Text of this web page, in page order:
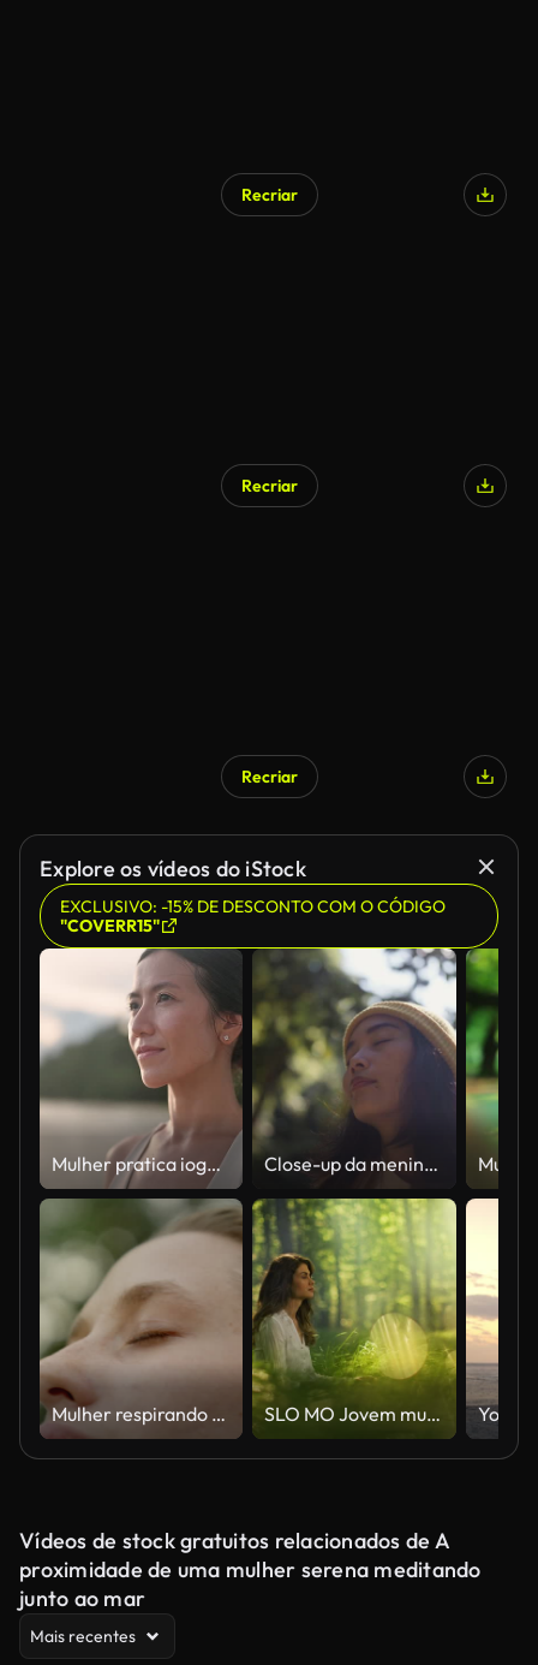
Recriar
Recriar
Recriar
Explore os vídeos do iStock
EXCLUSIVO: -15% DE DESCONTO COM O CÓDIGO
"COVERR15"
Mulher pratica ioga na praia Close-up da menina asiática sentindo-se relaxada e revigorada De pé e fechando os olhos na floresta.
Mulher respirando ar fresco ao ar livre SLO MO Jovem mulher meditando em uma floresta verde enevoada
Vídeos de stock gratuitos relacionados de A
proximidade de uma mulher serena meditando
junto ao mar
Mais recentes